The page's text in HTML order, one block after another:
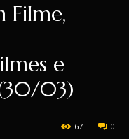
Filme,
e
(30/03)
0
67